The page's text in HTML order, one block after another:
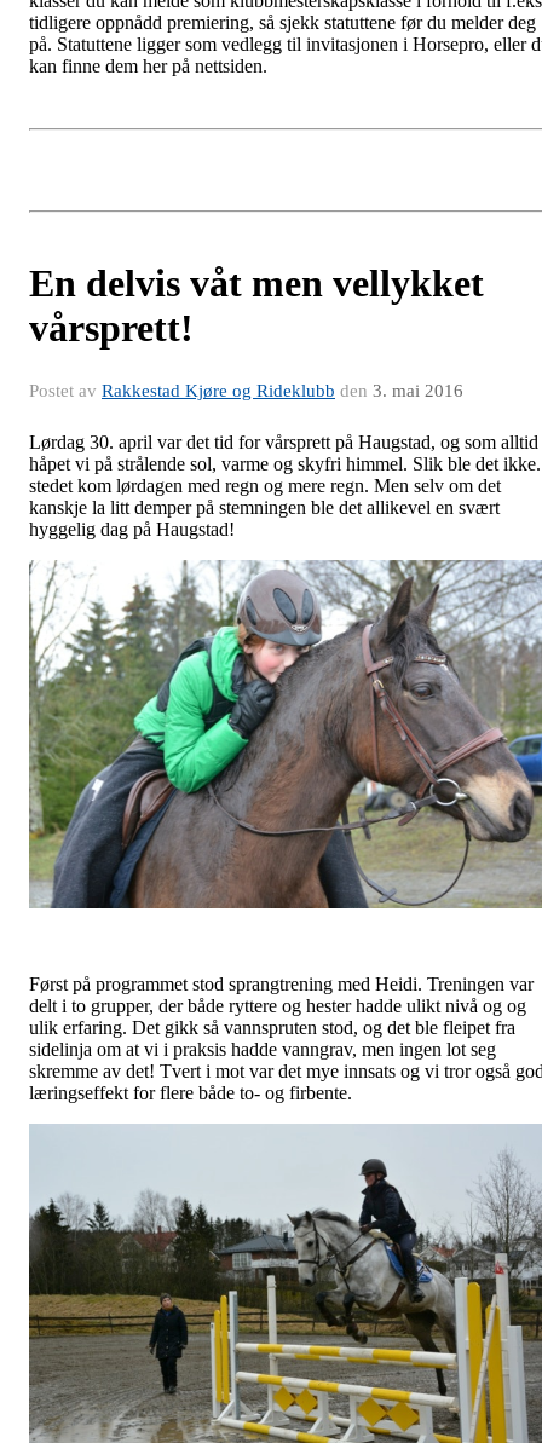
tidligere oppnådd premiering, så sjekk statuttene før du melder deg
på. Statuttene ligger som vedlegg til invitasjonen i Horsepro, eller
kan finne dem her på nettsiden.
En delvis våt men vellykket
vårsprett!
Postet av Rakkestad Kjøre og Rideklubb den 3. mai 2016
Lørdag 30. april var det tid for vårsprett på Haugstad, og som alltid
håpet vi på strålende sol, varme og skyfri himmel. Slik ble det
stedet kom lørdagen med regn og mere regn. Men selv om det
kanskje la litt demper på stemningen ble det allikevel en svært
hyggelig dag på Haugstad!
Først på programmet stod sprangtrening med Heidi. Treningen var
delt i to grupper, der både ryttere og hester hadde ulikt nivå og og
ulik erfaring. Det gikk så vannspruten stod, og det ble fleipet fra
sidelinja om at vi i praksis hadde vanngrav, men ingen lot seg
skremme av det! Tvert i mot var det mye innsats og vi tror også
læringseffekt for flere både to- og firbente.